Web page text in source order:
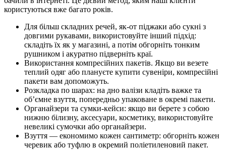
користуються вже багато років.
Для більш складних речей, як-от піджаки або сукні з
довгими рукавами, використовуйте інший підхід:
складіть їх як у магазині, а потім обгорніть тонким
рушником і акуратно підверніть краї.
Використання компресійних пакетів. Якщо ви везете
теплий одяг або плануєте купити сувеніри, компресійні
пакети вам допоможуть.
Розкладка по шарах: на дно валізи кладіть важке та
об’ємне взуття, попередньо упаковане в окремі пакети.
Органайзери та сумки-кейси: якщо ви берете з собою
нижню білизну, аксесуари, косметику, використовуйте
невеликі сумочки або органайзери.
Взуття — економимо кожен сантиметр: обгорніть кожен
черевик або туфлю в окремий поліетиленовий пакет.